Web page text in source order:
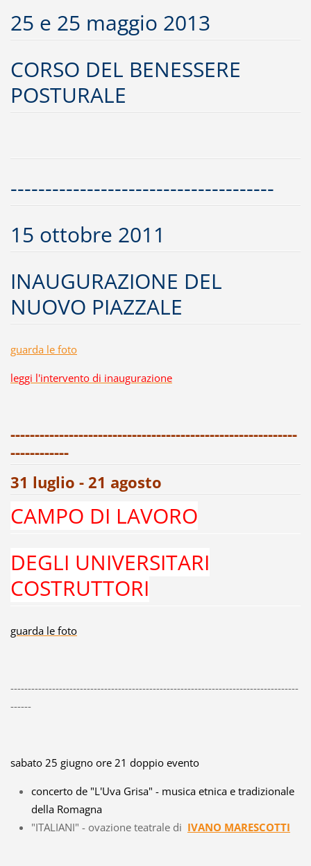
25 e 25 maggio 2013
CORSO DEL BENESSERE
POSTURALE
--------------------------------------
15 ottobre 2011
INAUGURAZIONE DEL
NUOVO PIAZZALE
guarda le foto
leggi l'intervento di inaugurazione
-----------------------------------------------------------
------------
31 luglio - 21 agosto
CAMPO DI LAVORO
DEGLI UNIVERSITARI
COSTRUTTORI
guarda le foto
-----------------------------------------------------------------------------------
------
sabato 25 giugno ore 21 doppio evento
concerto de "L'Uva Grisa" - musica etnica e tradizionale
della Romagna
"ITALIANI" - ovazione teatrale di IVANO MARESCOTTI